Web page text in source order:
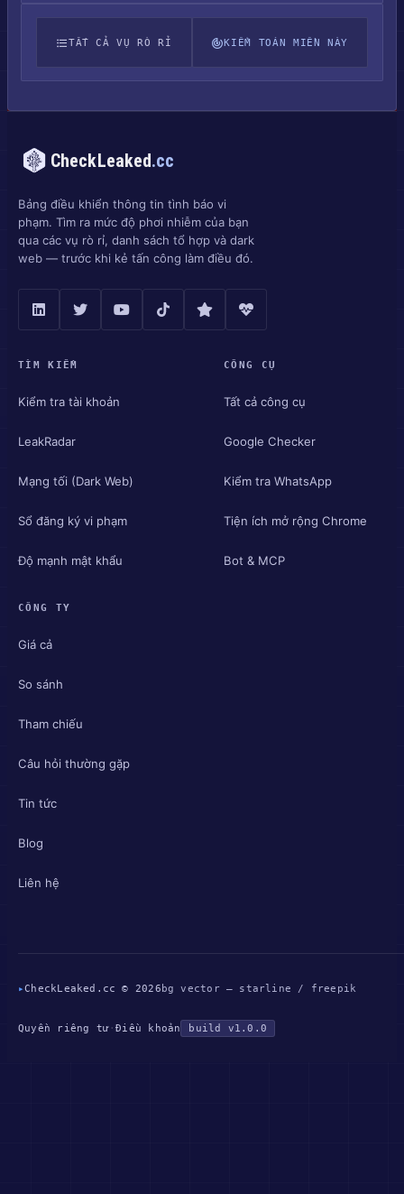
TẤT CẢ VỤ RÒ RỈ KIỂM TOÁN MIỀN NÀY
CheckLeaked.cc
Bảng điều khiển thông tin tình báo vi
phạm. Tìm ra mức độ phơi nhiễm của bạn
qua các vụ rò rỉ, danh sách tổ hợp và dark
web — trước khi kẻ tấn công làm điều đó.
TÌM KIẾM
Kiểm tra tài khoản
LeakRadar
Mạng tối (Dark Web)
Sổ đăng ký vi phạm
Độ mạnh mật khẩu
CÔNG CỤ
Tất cả công cụ
Google Checker
Kiểm tra WhatsApp
Tiện ích mở rộng Chrome
Bot & MCP
CÔNG TY
Giá cả
So sánh
Tham chiếu
Câu hỏi thường gặp
Tin tức
Blog
Liên hệ
▸CheckLeaked.cc © 2026 bg vector — starline / freepik
Quyền riêng tư ·Điều khoản build v1.0.0